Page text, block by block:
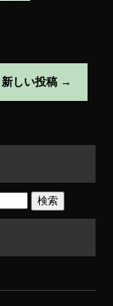
新しい投稿 →